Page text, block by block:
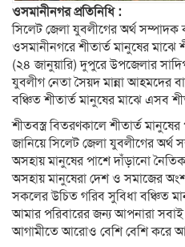
ওসমানীনগর প্রতিনিধি :
সিলেট জেলা যুবলীগের অর্থ
ওসমানীনগরে শীতার্ত মানুষের মাঝে
(২৪ জানুয়ারি) দুপুরে উপজেলার
যুবলীগ নেতা সৈয়দ মান্না আহমদের
বঞ্চিত শীতার্ত মানুষের মাঝে এসব
শীতবস্ত্র বিতরণকালে শীতার্ত
জানিয়ে সিলেট জেলা যুবলীগের
অসহায় মানুষের পাশে দাঁড়ানো নৈতিক
অসহায় মানুষেরা দেশ ও সমাজের
সকলের উচিত গরিব সুবিধা বঞ্চিত
আমার পরিবারের জন্য আপনারা
আগামীতে আরোও বেশি বেশি করে